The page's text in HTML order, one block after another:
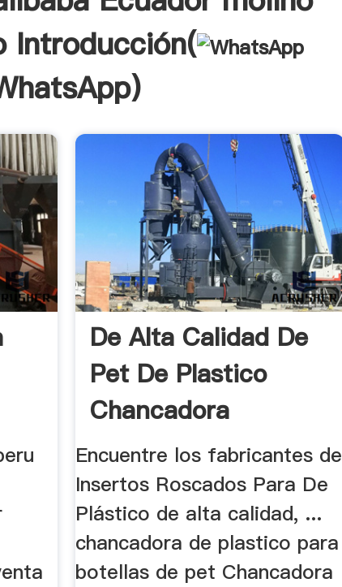
Introducción(
)
De Alta Calidad De
Pet De Plastico
Chancadora
Encuentre los fabricantes de
Insertos Roscados Para De
Plástico de alta calidad, ...
chancadora de plastico para
botellas de pet Chancadora